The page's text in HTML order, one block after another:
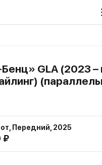
GLA (2023 –
Передний 2025
₽